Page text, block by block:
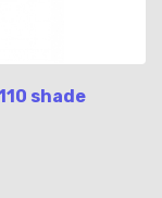
shade